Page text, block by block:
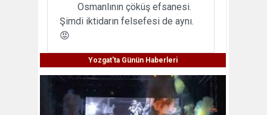
Osmanlının çöküş efsanesi.
Şimdi iktidarın felsefesi de aynı.
😡
Yozgat'ta Günün Haberleri